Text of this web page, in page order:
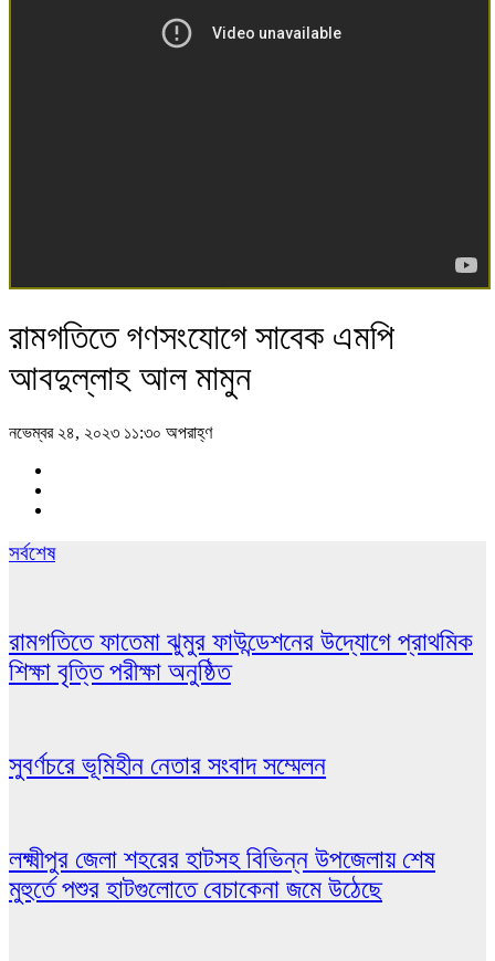
রামগতিতে গণসংযোগে সাবেক এমপি
আবদুল্লাহ আল মামুন
নভেম্বর ২৪, ২০২৩ ১১:৩০ অপরাহ্ণ
সর্বশেষ
রামগতিতে ফাতেমা ঝুমুর ফাউন্ডেশনের উদ্যোগে প্রাথমিক
শিক্ষা বৃত্তি পরীক্ষা অনুষ্ঠিত
সুবর্ণচরে ভূমিহীন নেতার সংবাদ সম্মেলন
লক্ষ্মীপুর জেলা শহরের হাটসহ বিভিন্ন উপজেলায় শেষ
মুহুর্তে পশুর হাটগুলোতে বেচাকেনা জমে উঠেছে